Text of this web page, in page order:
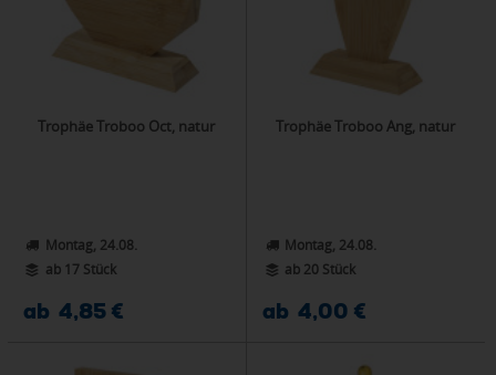
Trophäe Troboo Oct, natur
Montag, 24.08.
ab 17 Stück
ab 4,85 €
Trophäe Troboo Ang, natur
Montag, 24.08.
ab 20 Stück
ab 4,00 €